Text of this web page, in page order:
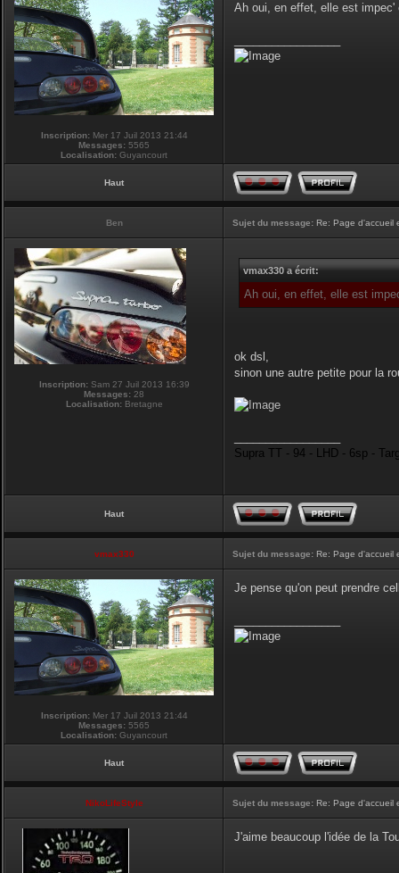
Inscription:Mer 17 Juil 2013 21:44
Messages: 5565
Localisation: Guyancourt
Ah oui, en effet, elle est impec'
Haut
Ben Sujet du message: Re: Page d'accueil
Inscription:Sam 27 Juil 2013 16:39
Messages: 28
Localisation:Bretagne
vmax330 a écrit:
Ah oui, en effet, elle est
ok dsl,
sinon une autre petite pour la
Supra TT - 94 - LHD - 6sp -
Haut
vmax330 Sujet du message: Re: Page d'accueil
Inscription:Mer 17 Juil 2013 21:44
Messages: 5565
Localisation: Guyancourt
Je pense qu'on peut prendre
Haut
NikoLifeStyle Sujet du message: Re: Page d'accueil
J'aime beaucoup l'idée de la